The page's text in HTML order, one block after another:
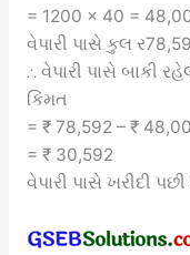
= 1200 × 40 =
વેપારી પાસે કુલ
∴ વેપારી પાસે બાકી
કિંમત
= ₹ 78,592 – ₹
= ₹ 30,592
વેપારી પાસે ખરીદી